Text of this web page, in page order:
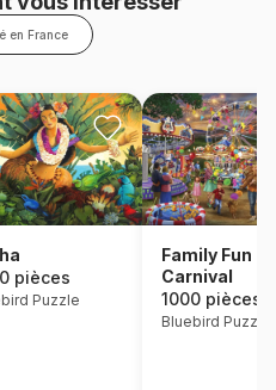
en France
pièces
Puzzle
Family Fun
Carnival
1000 pièces
Bluebird Puzzle